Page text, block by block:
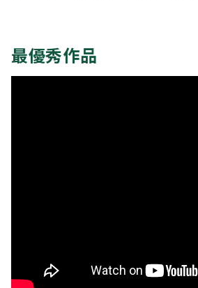
最優秀作品